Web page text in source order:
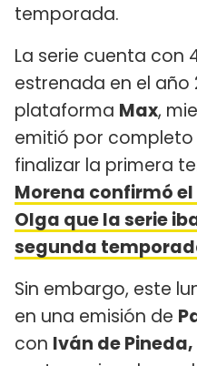
temporada.
La serie cuenta con
estrenada en el año
plataforma Max,
emitió por completo
finalizar la primera
Morena confirmó el
Olga que la serie
segunda
Sin embargo, este
en una emisión de
con Iván de